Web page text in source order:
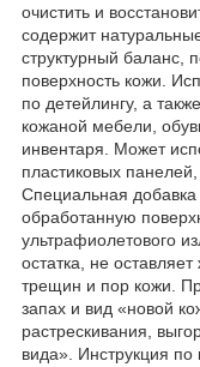
очистить и
содержит
структурный
поверхность кожи.
по детейлингу, а
кожаной мебели,
инвентаря. Может
пластиковых
Специальная
обработанную
ультрафиолетового
остатка, не
трещин и пор кожи.
запах и вид «новой
растрескивания,
вида». Инструкция